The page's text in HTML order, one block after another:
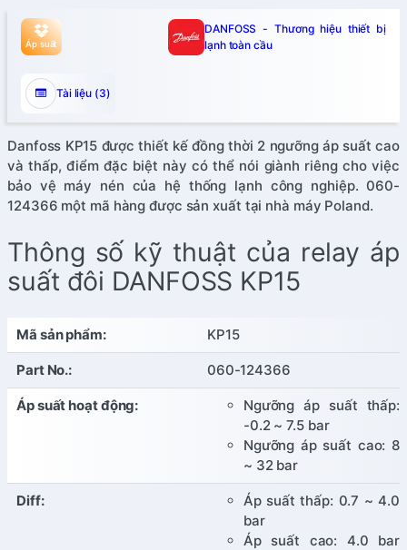
Áp suất
DANFOSS - Thương hiệu thiết bị
lạnh toàn cầu
Tài liệu (3)
Danfoss KP15 được thiết kế đồng thời 2 ngưỡng áp suất cao
và thấp, điểm đặc biệt này có thể nói giành riêng cho việc
bảo vệ máy nén của hệ thống lạnh công nghiệp. 060-
124366 một mã hàng được sản xuất tại nhà máy Poland.
Thông số kỹ thuật của relay áp
suất đôi DANFOSS KP15
Mã sản phẩm: KP15
Part No.: 060-124366
Áp suất hoạt động:
Ngưỡng áp suất thấp:
-0.2 ~ 7.5 bar
Ngưỡng áp suất cao: 8
~ 32 bar
Diff:
Áp suất thấp: 0.7 ~ 4.0
bar
Áp suất cao: 4.0 bar